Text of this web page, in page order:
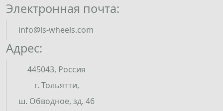
Адрес:
445043, Россия
г. Тольятти,
ш. Обводное, зд. 46
Электронная почта:
info@ls-wheels.com